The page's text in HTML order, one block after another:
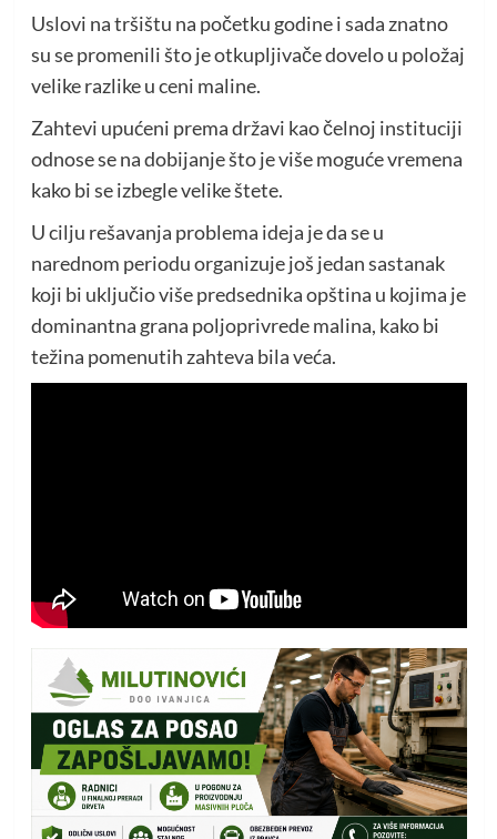
Uslovi na tršištu na početku godine i sada znatno
su se promenili što je otkupljivače dovelo u položaj
velike razlike u ceni maline.
Zahtevi upućeni prema državi kao čelnoj instituciji
odnose se na dobijanje što je više moguće vremena
kako bi se izbegle velike štete.
U cilju rešavanja problema ideja je da se u
narednom periodu organizuje još jedan sastanak
koji bi uključio više predsednika opština u kojima je
dominantna grana poljoprivrede malina, kako bi
težina pomenutih zahteva bila veća.